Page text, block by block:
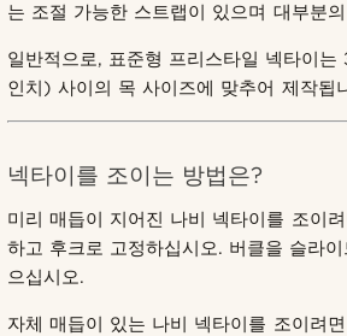
는 조절 가능한 스트랩이 있으며 대부분
일반적으로, 표준형 프리스타일 넥타이
인치) 사이의 목 사이즈에 맞추어 제작됩
넥타이를 조이는 방법은?
미리 매듭이 지어진 나비 넥타이를 조이
하고 후크로 고정하십시오. 버클을 슬라
으십시오.
자체 매듭이 있는 나비 넥타이를 조이려